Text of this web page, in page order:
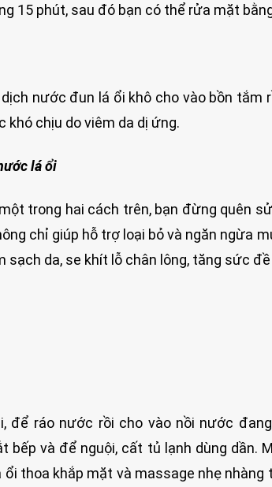
15 phút, sau đó bạn có thể rửa mặt
nước đun lá ổi khô cho vào bồn tắm
khó chịu do viêm da dị ứng.
lá ổi
trong hai cách trên, bạn đừng quên
chỉ giúp hỗ trợ loại bỏ và ngăn ngừa
sạch da, se khít lỗ chân lông, tăng sức
để ráo nước rồi cho vào nồi nước
bếp và để nguội, cất tủ lạnh dùng dần.
thoa khắp mặt và massage nhẹ nhàng